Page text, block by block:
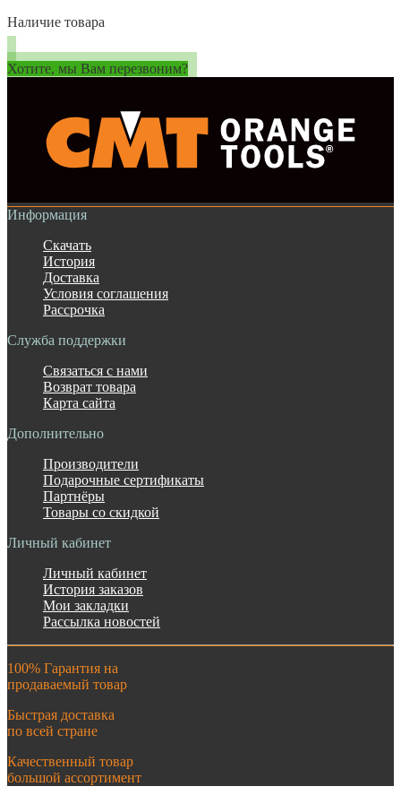
Наличие товара
Хотите, мы Вам перезвоним?
Информация
Скачать
История
Доставка
Условия соглашения
Рассрочка
Служба поддержки
Связаться с нами
Возврат товара
Карта сайта
Дополнительно
Производители
Подарочные сертификаты
Партнёры
Товары со скидкой
Личный кабинет
Личный кабинет
История заказов
Мои закладки
Рассылка новостей
100% Гарантия на
продаваемый товар
Быстрая доставка
по всей стране
Качественный товар
большой ассортимент